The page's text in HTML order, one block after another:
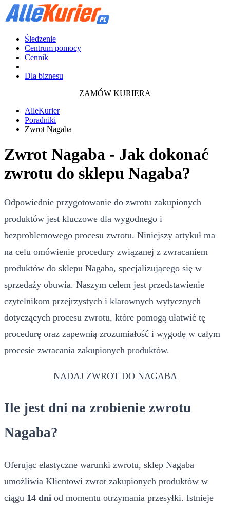
Śledzenie
Centrum pomocy
Cennik
Dla biznesu
ZAMÓW KURIERA
AlleKurier
Poradniki
Zwrot Nagaba
Zwrot Nagaba - Jak dokonać
zwrotu do sklepu Nagaba?
Odpowiednie przygotowanie do zwrotu zakupionych
produktów jest kluczowe dla wygodnego i
bezproblemowego procesu zwrotu. Niniejszy artykuł ma
na celu omówienie procedury związanej z zwracaniem
produktów do sklepu Nagaba, specjalizującego się w
sprzedaży obuwia. Naszym celem jest przedstawienie
czytelnikom przejrzystych i klarownych wytycznych
dotyczących procesu zwrotu, które pomogą ułatwić tę
procedurę oraz zapewnią zrozumiałość i wygodę w całym
procesie zwracania zakupionych produktów.
NADAJ ZWROT DO NAGABA
Ile jest dni na zrobienie zwrotu
Nagaba?
Oferując elastyczne warunki zwrotu, sklep Nagaba
umożliwia Klientowi zwrot zakupionych produktów w
ciągu 14 dni od momentu otrzymania przesyłki. Istnieje